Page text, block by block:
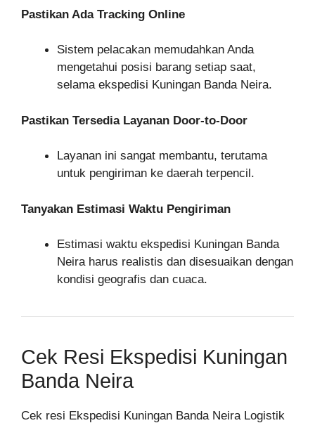
Pastikan Ada Tracking Online
Sistem pelacakan memudahkan Anda
mengetahui posisi barang setiap saat,
selama ekspedisi Kuningan Banda Neira.
Pastikan Tersedia Layanan Door-to-Door
Layanan ini sangat membantu, terutama
untuk pengiriman ke daerah terpencil.
Tanyakan Estimasi Waktu Pengiriman
Estimasi waktu ekspedisi Kuningan Banda
Neira harus realistis dan disesuaikan dengan
kondisi geografis dan cuaca.
Cek Resi Ekspedisi Kuningan
Banda Neira
Cek resi Ekspedisi Kuningan Banda Neira Logistik